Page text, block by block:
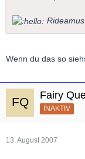
Rideamus
Wenn du das so
Fairy
INAKTIV
13. August 2007